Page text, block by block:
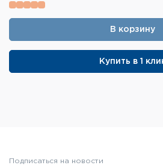
В корзину
Купить в 1
Подписаться на новости